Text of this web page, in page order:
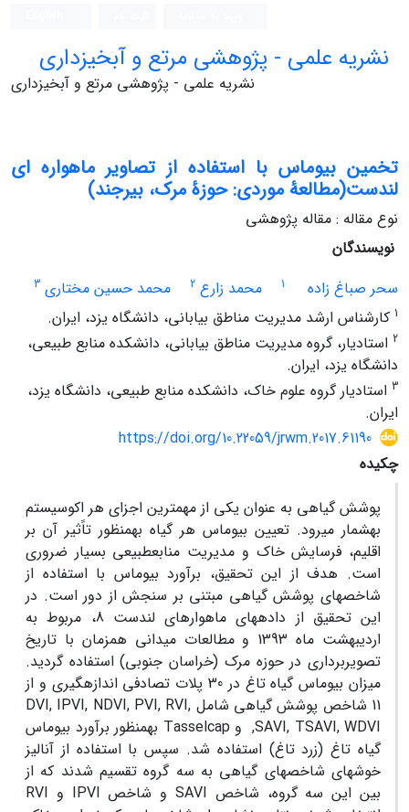
نشریه علمی - پژوهشی مرتع و آبخیزداری
نشریه علمی - پژوهشی مرتع و آبخیزداری
تخمین بیوماس با استفاده از تصاویر ماهواره ای
لندست(مطالعۀ موردی: حوزۀ مرک، بیرجند)
نوع مقاله : مقاله پژوهشی
نویسندگان
سحر صباغ زاده
1 محمد زارع 2 محمد حسین مختاری 3
1 کارشناس ارشد مدیریت مناطق بیابانی، دانشگاه یزد، ایران.
2 استادیار، گروه مدیریت مناطق بیابانی، دانشکده منابع طبیعی،
دانشگاه یزد، ایران.
3 استادیار گروه علوم خاک، دانشکده منابع طبیعی، دانشگاه یزد،
ایران.
https://doi.org/10.22059/jrwm.2017.61190
چکیده
پوشش گیاهی به عنوان یکی از مهم­ترین اجزای هر اکوسیستم
به­شمار می­رود. تعیین بیوماس هر گیاه به­منظور تاًثیر آن بر
اقلیم، فرسایش خاک و مدیریت منابع­طبیعی بسیار ضروری
است. هدف از این تحقیق، برآورد بیوماس با استفاده از
شاخص­های پوشش گیاهی مبتنی بر سنجش از دور است. در
این تحقیق از داده­های ماهواره­ای لندست 8، مربوط به
اردیبهشت ماه 1393 و مطالعات میدانی همزمان با تاریخ
تصویر­برداری در حوزه مرک (خراسان جنوبی) استفاده گردید.
میزان بیوماس گیاه تاغ در 30 پلات تصادفی اندازه­گیری و از
11 شاخص پوشش گیاهی شامل DVI, IPVI, NDVI, PVI, RVI,
SAVI, TSAVI, WDVI, و Tasselcap به­منظور برآورد بیوماس
گیاه تاغ (زرد تاغ) استفاده شد. سپس با استفاده از آنالیز
خوشه­ای شاخص­های گیاهی به سه گروه تقسیم شدند که از
بین این سه گروه، شاخص SAVI و شاخص IPVI و RVI